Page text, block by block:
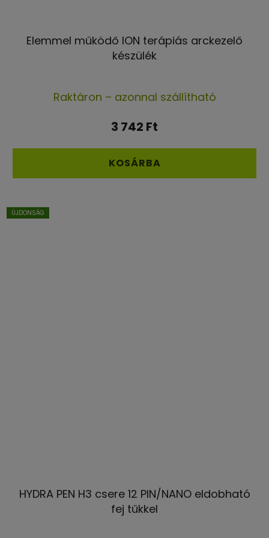
Elemmel működő ION terápiás arckezelő
készülék
termék
átlagos
5-
ből
Raktáron – azonnal szállítható
3 742 Ft
KOSÁRBA
ÚJDONSÁG
HYDRA PEN H3 csere 12 PIN/NANO eldobható
fej tűkkel